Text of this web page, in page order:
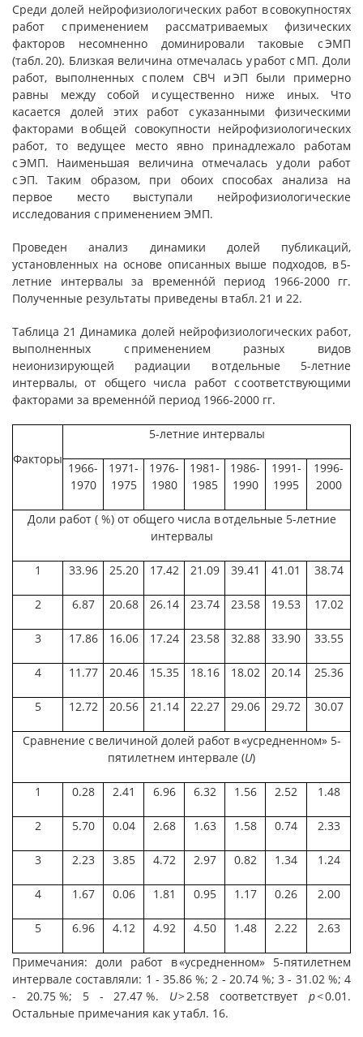
Среди долей нейрофизиологических работ в совокупностях
работ с применением рассматриваемых физических
факторов несомненно доминировали таковые с ЭМП
(табл. 20). Близкая величина отмечалась у работ с МП. Доли
работ, выполненных с полем СВЧ и ЭП были примерно
равны между собой и существенно ниже иных. Что
касается долей этих работ с указанными физическими
факторами в общей совокупности нейрофизиологических
работ, то ведущее место явно принадлежало работам
с ЭМП. Наименьшая величина отмечалась у доли работ
с ЭП. Таким образом, при обоих способах анализа на
первое место выступали нейрофизиологические
исследования с применением ЭМП.
Проведен анализ динамики долей публикаций,
установленных на основе описанных выше подходов, в 5-
летние интервалы за временнóй период 1966-2000 гг.
Полученные результаты приведены в табл. 21 и 22.
Таблица 21 Динамика долей нейрофизиологических работ,
выполненных с применением разных видов
неионизирующей радиации в отдельные 5-летние
интервалы, от общего числа работ с соответствующими
факторами за временнóй период 1966-2000 гг.
Факторы
5-летние интервалы
1966-
1970
1971-
1975
1976-
1980
1981-
1985
1986-
1990
1991-
1995
1996-
2000
Доли работ ( %) от общего числа в отдельные 5-летние
интервалы
1 33.96 25.20 17.42 21.09 39.41 41.01 38.74
2 6.87 20.68 26.14 23.74 23.58 19.53 17.02
3 17.86 16.06 17.24 23.58 32.88 33.90 33.55
4 11.77 20.46 15.35 18.16 18.02 20.14 25.36
5 12.72 20.56 21.14 22.27 29.06 29.72 30.07
Сравнение с величиной долей работ в «усредненном» 5-
пятилетнем интервале (U)
1 0.28 2.41 6.96 6.32 1.56 2.52 1.48
2 5.70 0.04 2.68 1.63 1.58 0.74 2.33
3 2.23 3.85 4.72 2.97 0.82 1.34 1.24
4 1.67 0.06 1.81 0.95 1.17 0.26 2.00
5 6.96 4.12 4.92 4.50 1.48 2.22 2.63
Примечания: доли работ в «усредненном» 5-пятилетнем
интервале составляли: 1 - 35.86 %; 2 - 20.74 %; 3 - 31.02 %; 4
- 20.75 %; 5 - 27.47 %. U> 2.58 соответствуетp< 0.01.
Остальные примечания как у табл. 16.